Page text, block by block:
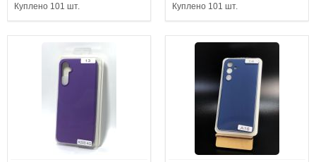
Куплено 101 шт. Куплено 101 шт.